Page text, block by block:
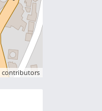
contributors